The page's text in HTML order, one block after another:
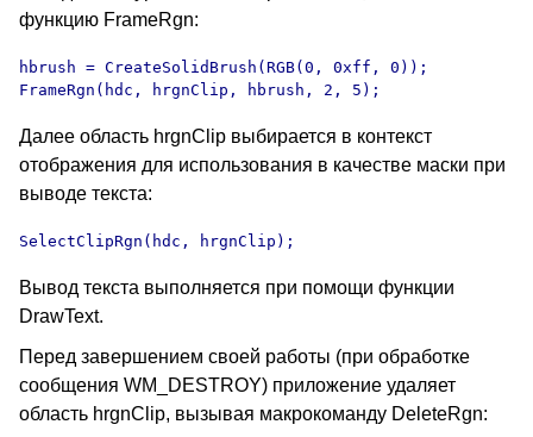
функцию FrameRgn:
hbrush = CreateSolidBrush(RGB(0, 0xff, 0));
FrameRgn(hdc, hrgnClip, hbrush, 2, 5);
Далее область hrgnClip выбирается в контекст
отображения для использования в качестве маски при
выводе текста:
SelectClipRgn(hdc, hrgnClip);
Вывод текста выполняется при помощи функции
DrawText.
Перед завершением своей работы (при обработке
сообщения WM_DESTROY) приложение удаляет
область hrgnClip, вызывая макрокоманду DeleteRgn: